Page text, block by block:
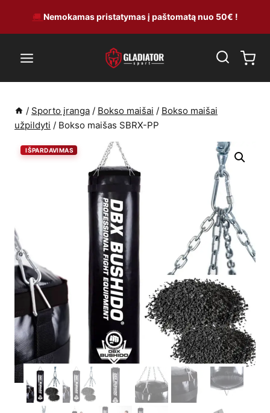
to
content
🚚 Nemokamas pristatymas į paštomatą nuo 50€ !
/ Sporto įranga / Bokso maišai / Bokso maišai
užpildyti / Bokso maišas SBRX-PP